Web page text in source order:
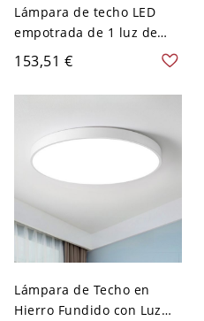
Lámpara de techo LED
empotrada de 1 luz de
hierro fundido con
pantalla acrílica, 110V-
120V, tres niveles (luz
atenuación), rectangular
153,51 €
Lámpara de Techo en
Hierro Fundido con Luz